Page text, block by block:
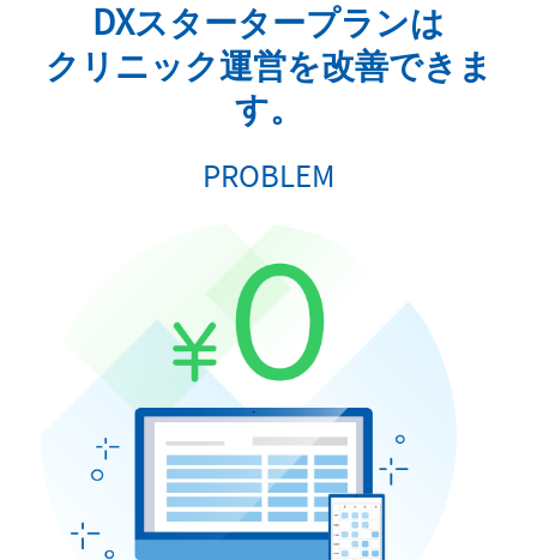
DXスタータープランは
クリニック運営を改善できま
す。
PROBLEM